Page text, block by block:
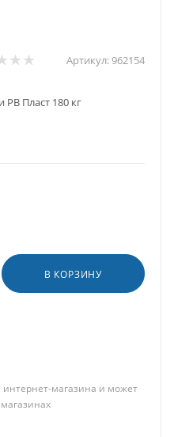
Артикул:962154
РВ Пласт 180 кг
В КОРЗИНУ
интернет-магазина и может